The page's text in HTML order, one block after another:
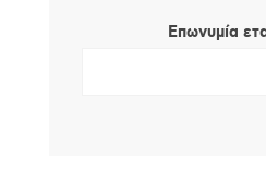
Επωνυμία